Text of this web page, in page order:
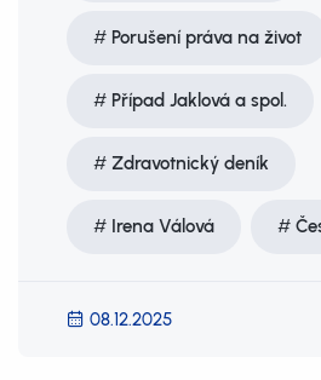
Porušení práva na život
Případ Jaklová a spol.
Zdravotnický deník
Irena Válová
08.12.2025